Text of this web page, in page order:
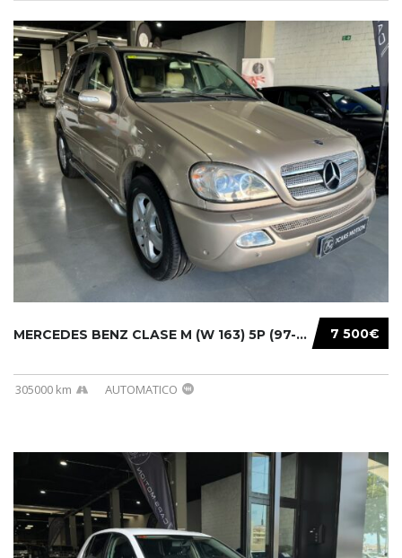
7 500€
MERCEDES BENZ CLASE M (W 163) 5P (97-05) 200...
305000 km AUTOMATICO